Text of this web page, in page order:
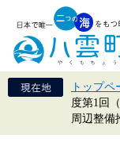
頭
で
飛
ば
本
トップペ
度第1回
周辺整備